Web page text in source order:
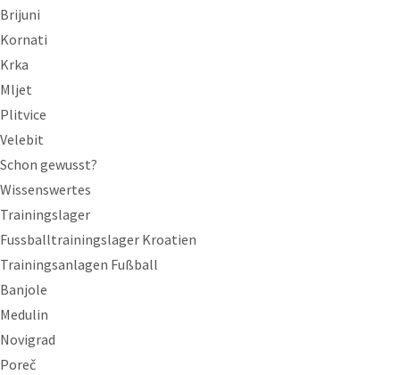
Brijuni
Kornati
Krka
Mljet
Plitvice
Velebit
Schon gewusst?
Wissenswertes
Trainingslager
Fussballtrainingslager Kroatien
Trainingsanlagen Fußball
Banjole
Medulin
Novigrad
Poreč‎